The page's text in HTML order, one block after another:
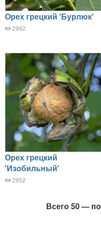
Орех грецкий 'Бурлюк'
2992
Орех грецкий
'Изобильный'
2952
Всего 50 —